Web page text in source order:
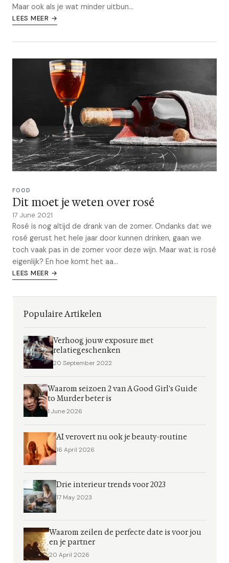
Maar ook als je wat minder uitbun...
LEES MEER →
FOOD
Dit moet je weten over rosé
17 June 2021
Rosé is nog altijd de drank van de zomer. Ondanks dat we
rosé gerust het hele jaar door kunnen drinken, gaan we
toch vaak pas in de zomer voor deze wijn. Maar wat is rosé
eigenlijk? En hoe komt het aa...
LEES MEER →
Populaire Artikelen
Verhoog jouw exposure met
relatiegeschenken
20 September 2022
Waarom seizoen 2 van A Good Girl's Guide
to Murder beter is
1 June 2026
AI verovert nu ook je beauty-routine
16 April 2026
Drie interieur trends voor 2023
17 May 2023
Waarom zeilen de perfecte date is voor jou
en je partner
20 April 2026